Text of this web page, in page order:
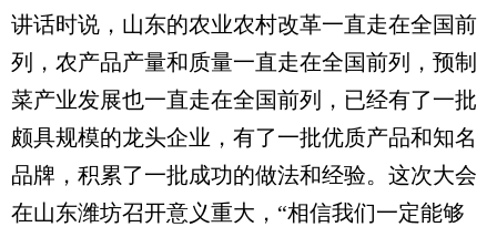
讲话时说，山东的农业农村改革一直走在全国前
列，农产品产量和质量一直走在全国前列，预制
菜产业发展也一直走在全国前列，已经有了一批
颇具规模的龙头企业，有了一批优质产品和知名
品牌，积累了一批成功的做法和经验。这次大会
在山东潍坊召开意义重大，“相信我们一定能够